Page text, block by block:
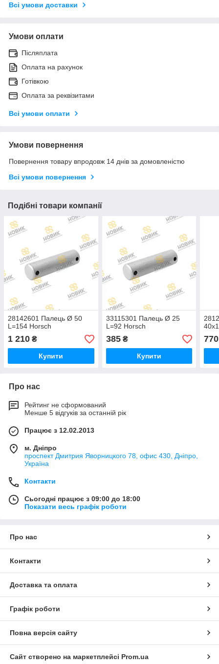
Всі умови доставки
Умови оплати
Післяплата
Оплата на рахунок
Готівкою
Оплата за реквізитами
Всі умови оплати
Умови повернення
Повернення товару впродовж 14 днів за домовленістю
Всі умови повернення
Подібні товари компанії
28142601 Палець Ø 50
L=154 Horsch
1 210 ₴
Купити
33115301 Палець Ø 25
L=92 Horsch
385₴
Купити
770
Про нас
Рейтинг не сформований
Менше 5 відгуків за останній рік
Працює з 12.02.2013
м. Дніпро
проспект Дмитрия Яворницкого 78, офис 430, Дніпро,
Україна
Контакти
Сьогодні працює з 09:00 до 18:00
Показати весь графік роботи
Про нас
Контакти
Доставка та оплата
Графік роботи
Повна версія сайту
Сайт створено на маркетплейсі Prom.ua